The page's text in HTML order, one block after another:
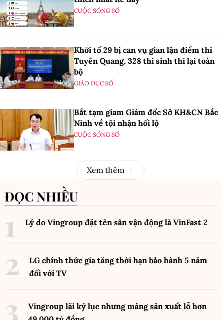
CUỘC SỐNG SỐ
Khởi tố 29 bị can vụ gian lận điểm thi
Tuyên Quang, 328 thí sinh thi lại toàn
bộ
GIÁO DỤC SỐ
Bắt tạm giam Giám đốc Sở KH&CN Bắc
Ninh về tội nhận hối lộ
CUỘC SỐNG SỐ
Xem thêm
ĐỌC NHIỀU
Lý do Vingroup đặt tên sân vận động là VinFast 2
LG chính thức gia tăng thời hạn bảo hành 5 năm
đối với TV
Vingroup lãi kỷ lục nhưng mảng sản xuất lỗ hơn